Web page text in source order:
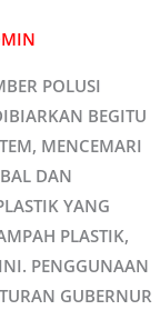
POLUSI
BEGITU
MENCEMARI
DAN
YANG
PLASTIK,
PENGGUNAAN
GUBERNUR